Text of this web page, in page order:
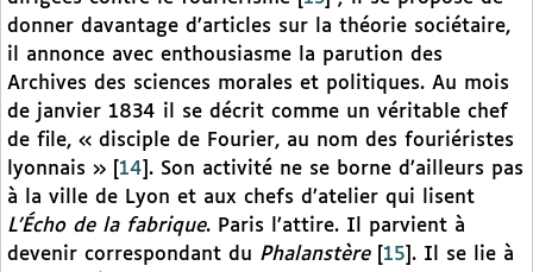
donner davantage d’articles sur la théorie sociétaire,
il annonce avec enthousiasme la parution des
Archives des sciences morales et politiques. Au mois
de janvier 1834 il se décrit comme un véritable chef
de file, « disciple de Fourier, au nom des fouriéristes
lyonnais »
14 . Son activité ne se borne d’ailleurs pas
à la ville de Lyon et aux chefs d’atelier qui lisent
L’Écho de la fabrique. Paris l’attire. Il parvient à
devenir correspondant du Phalanstère[ 15 . Il se lie à